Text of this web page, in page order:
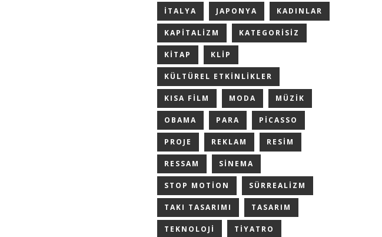
ITALYA JAPONYA KADINLAR
KAPITALIZM KATEGORISIZ
KITAP KLIP
KÜLTÜREL ETKINLIKLER
KISA FILM MODA MÜZIK
OBAMA PARA PICASSO
PROJE REKLAM RESIM
RESSAM SINEMA
STOP MOTION SÜRREALIZM
TAKI TASARIMI TASARIM
TEKNOLOJI TIYATRO